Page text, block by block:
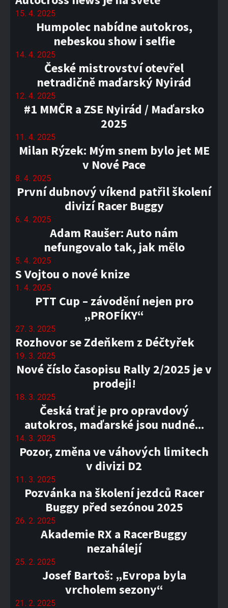
15. 4. 2025
Humpolec nabídne autokros,
nebeskou show i selfie
14. 4. 2025
České mistrovství otevřel
netradičně maďarský Nyirád
12. 4. 2025
#1 MMČR a ZSE Nyirád / Maďarsko
2025
11. 4. 2025
Milan Rýzek: Mým snem bylo jet ME
v Nové Pace
8. 4. 2025
První dubnový víkend patřil školení
divizí Racer Buggy
6. 4. 2025
Adam Raušer: Auto nám
nefungovalo tak, jak mělo
5. 4. 2025
S Vojtou o nové knize
1. 4. 2025
PTT Cup – závodění nejen pro
„PROFÍKY“
27. 3. 2025
Rozhovor se Zdeňkem z Déčtyřek
19. 3. 2025
Nové číslo časopisu Rally 2/2025 je v
prodeji!
18. 3. 2025
Česká trať je pro opravdový
autokros, maďarské jsou nudné...
14. 3. 2025
Pozor, změna ve váhových limitech
v divizi D2
11. 3. 2025
Pozvánka na školení jezdců Racer
Buggy před sezónou 2025
26. 2. 2025
Akademie RX a RacerBuggy
nezahálejí
25. 2. 2025
Josef Bartoš: „Evropa byla
vrcholem sezony“
21. 2. 2025